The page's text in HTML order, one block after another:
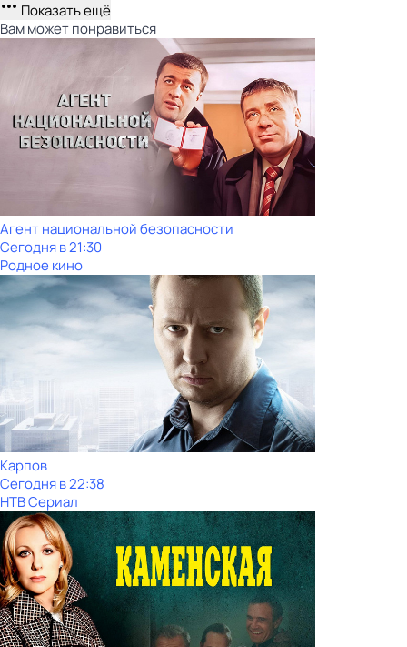
Показать ещё
Вам может понравиться
Агент национальной безопасности
Сегодня в 21:30
Родное кино
Карпов
Сегодня в 22:38
НТВ Сериал